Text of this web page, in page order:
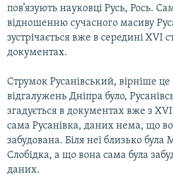
пов’язують науковці Русь, Рось.
відношенню сучасного масиву
зустрічається вже в середині ХVI
документах.
Струмок Русанівський, вірніше це
відгалужень Дніпра було,
згадується в документах вже з
сама Русанівка, даних нема, що
забудована. Біля неї близько була
Слобідка, а що вона сама була
даних.